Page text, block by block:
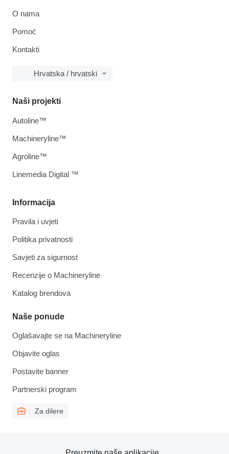
O nama
Pomoć
Kontakti
Hrvatska / hrvatski
Informacija
Pravila i uvjeti
Politika privatnosti
Savjeti za sigurnost
Recenzije o Machineryline
Katalog brendova
Naše ponude
Oglašavajte se na Machineryline
Objavite oglas
Postavite banner
Partnerski program
Za dilere
Naši projekti
Autoline™
Machineryline™
Agroline™
Linemedia Digital ™